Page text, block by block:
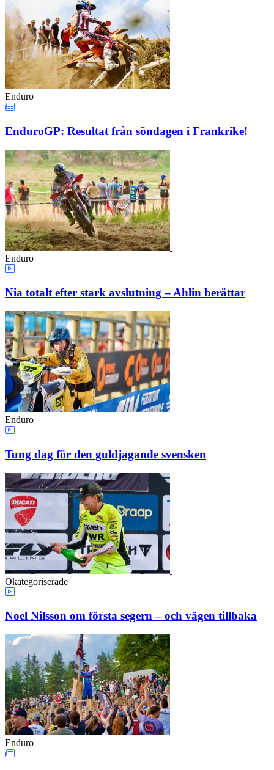
Enduro
EnduroGP: Resultat från söndagen i Frankrike!
Enduro
Nia totalt efter stark avslutning – Ahlin berättar
Enduro
Tung dag för den guldjagande svensken
Okategoriserade
Noel Nilsson om första segern – och vägen tillbaka
Enduro